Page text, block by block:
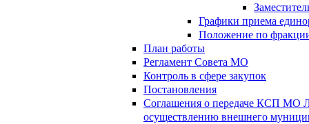
Графики приема
Положение по
План работы
Регламент Совета МО
Контроль в сфере закупок
Постановления
Соглашения о передаче КСП МО
осуществлению внешнего